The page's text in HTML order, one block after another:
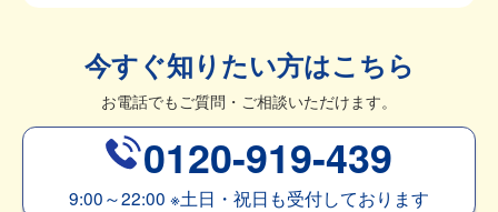
今すぐ知りたい方はこちら
お電話でもご質問・ご相談いただけます。
0120-919-439
9:00～22:00 ※土日・祝日も受付しております